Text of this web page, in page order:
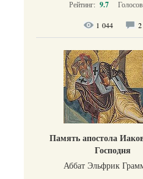
Рейтинг: 9.7
1 044 2
Память апостола
Господня
Аббат Эльфрик